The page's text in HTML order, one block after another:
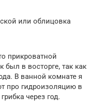
или облицовка
прикроватной
был в восторге, так как
В ванной комнате я
про гидроизоляцию в
через год.